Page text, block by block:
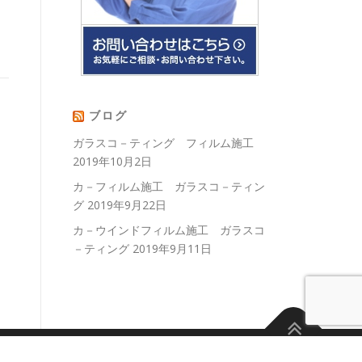
ブログ
ガラスコ－ティング フィルム施工
2019年10月2日
カ－フィルム施工 ガラスコ－ティン
グ 2019年9月22日
カ－ウインドフィルム施工 ガラスコ
－ティング 2019年9月11日